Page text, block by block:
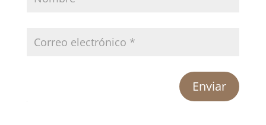
Enviar